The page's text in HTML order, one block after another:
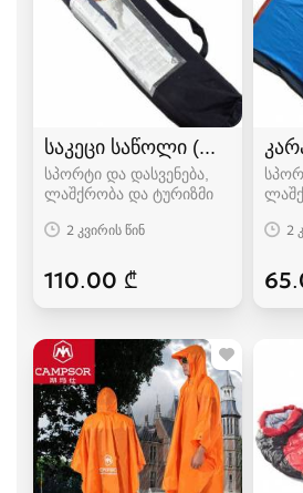
საკეცი საწოლი (ლეჟანკა)
სპორტი და დასვენება,
ლაშქრობა და ტურიზმი
2 კვირის წინ
110.00 ₾
2